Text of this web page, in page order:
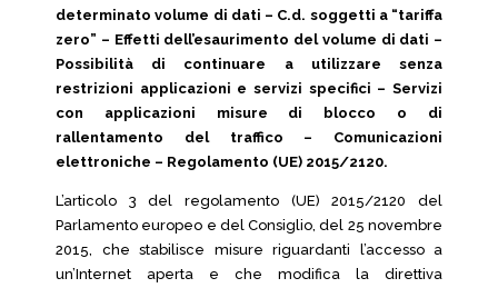
determinato volume di dati – C.d. soggetti a “tariffa
zero” – Effetti dell’esaurimento del volume di dati –
Possibilità di continuare a utilizzare senza
restrizioni applicazioni e servizi specifici – Servizi
con applicazioni misure di blocco o di
rallentamento del traffico – Comunicazioni
elettroniche – Regolamento (UE) 2015/2120.
L’articolo 3 del regolamento (UE) 2015/2120 del
Parlamento europeo e del Consiglio, del 25 novembre
2015, che stabilisce misure riguardanti l’accesso a
un’Internet aperta e che modifica la direttiva